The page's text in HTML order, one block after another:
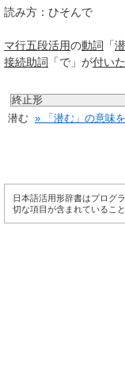
読み方：ひそんで
マ行五段活用の動詞 「
接続助詞 「で」が付いた
終止形
潜む » 「潜む」の意味
日本語活用形辞書はプログ
切な項目が含まれているこ